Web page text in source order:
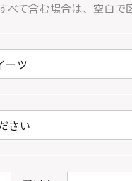
べて含む場合は、空白で